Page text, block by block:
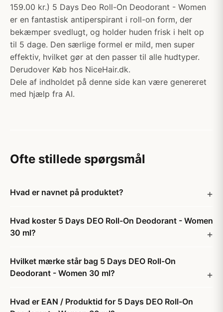
159.00 kr.) 5 Days Deo Roll-On Deodorant - Women
er en fantastisk antiperspirant i roll-on form, der
bekæmper svedlugt, og holder huden frisk i helt op
til 5 dage. Den særlige formel er mild, men super
effektiv, hvilket gør at den passer til alle hudtyper.
Derudover Køb hos NiceHair.dk.
Dele af indholdet på denne side kan være genereret
med hjælp fra AI.
Ofte stillede spørgsmål
Hvad er navnet på produktet?
Hvad koster 5 Days DEO Roll-On Deodorant - Women
30 ml?
Hvilket mærke står bag 5 Days DEO Roll-On
Deodorant - Women 30 ml?
Hvad er EAN / Produktid for 5 Days DEO Roll-On